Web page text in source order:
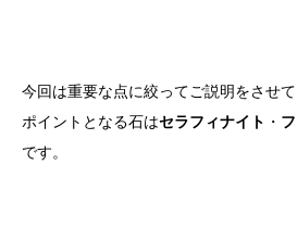
今回は重要な点に絞ってご説明をさせて
ポイントとなる石はセラフィナイト ・
です。